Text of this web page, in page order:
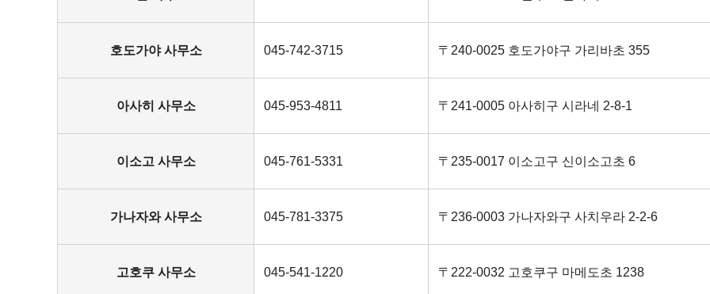
호도가야 사무소 045-742-3715 〒240-0025 호도가야구 가리바초 355
아사히 사무소 045-953-4811 〒241-0005 아사히구 시라네 2-8-1
이소고 사무소 045-761-5331 〒235-0017 이소고구 신이소고초 6
가나자와 사무소 045-781-3375 〒236-0003 가나자와구 사치우라 2-2-6
고호쿠 사무소 045-541-1220 〒222-0032 고호쿠구 마메도초 1238